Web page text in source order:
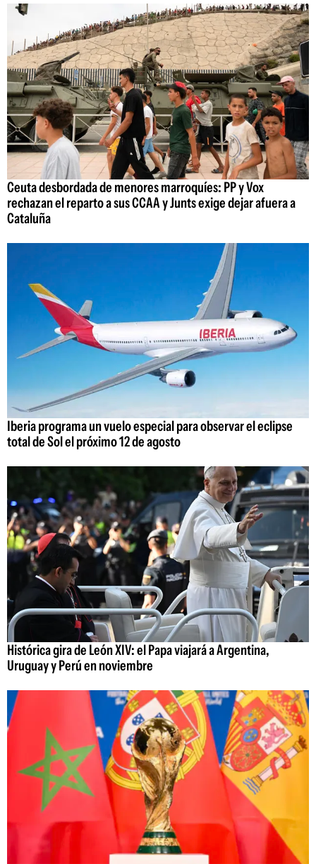
Ceuta desbordada de menores marroquíes: PP y Vox
rechazan el reparto a sus CCAA y Junts exige dejar afuera a
Cataluña
Iberia programa un vuelo especial para observar el eclipse
total de Sol el próximo 12 de agosto
Histórica gira de León XIV: el Papa viajará a Argentina,
Uruguay y Perú en noviembre